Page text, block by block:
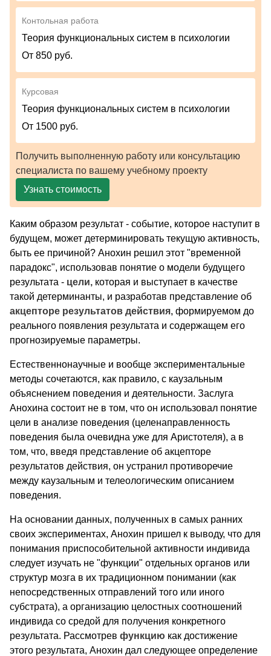
Контольная работа
Теория функциональных систем в психологии
От 850 руб.
Курсовая
Теория функциональных систем в психологии
От 1500 руб.
Получить выполненную работу или консультацию
специалиста по вашему учебному проекту
Узнать стоимость
Каким образом результат - событие, которое наступит в
будущем, может детерминировать текущую активность,
быть ее причиной? Анохин решил этот "временной
парадокс", использовав понятие о модели будущего
результата - цели, которая и выступает в качестве
такой детерминанты, и разработав представление об
акцепторе результатов действия, формируемом до
реального появления результата и содержащем его
прогнозируемые параметры.
Естественнонаучные и вообще экспериментальные
методы сочетаются, как правило, с каузальным
объяснением поведения и деятельности. Заслуга
Анохина состоит не в том, что он использовал понятие
цели в анализе поведения (целенаправленность
поведения была очевидна уже для Аристотеля), а в
том, что, введя представление об акцепторе
результатов действия, он устранил противоречие
между каузальным и телеологическим описанием
поведения.
На основании данных, полученных в самых ранних
своих экспериментах, Анохин пришел к выводу, что для
понимания приспособительной активности индивида
следует изучать не "функции" отдельных органов или
структур мозга в их традиционном понимании (как
непосредственных отправлений того или иного
субстрата), а организацию целостных соотношений
индивида со средой для получения конкретного
результата. Рассмотрев функцию как достижение
этого результата, Анохин дал следующее определение